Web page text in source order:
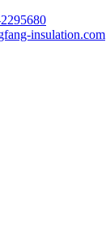
insulation.com